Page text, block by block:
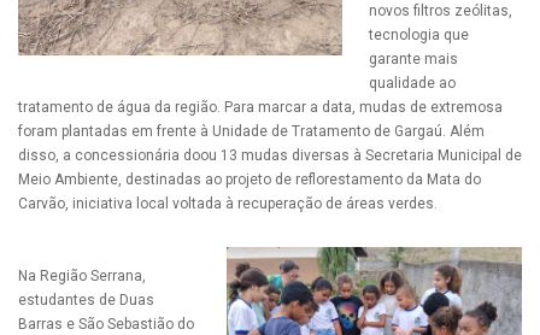
novos filtros zeólitas,
tecnologia que
garante mais
qualidade ao
tratamento de água da região. Para marcar a data, mudas de extremosa
foram plantadas em frente à Unidade de Tratamento de Gargaú. Além
disso, a concessionária doou 13 mudas diversas à Secretaria Municipal de
Meio Ambiente, destinadas ao projeto de reflorestamento da Mata do
Carvão, iniciativa local voltada à recuperação de áreas verdes.
Na Região Serrana,
estudantes de Duas
Barras e São Sebastião do